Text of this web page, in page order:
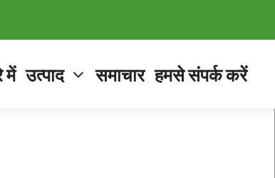
में उत्पाद समाचार हमसे संपर्क करें